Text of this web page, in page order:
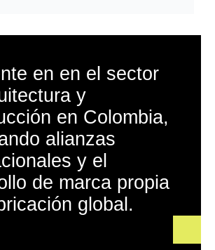
en en el sector
y
en Colombia,
alianzas
y el
de marca propia
global.